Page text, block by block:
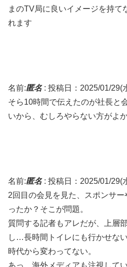
まのTV局に良いイメージを持て
れます
名前:匿名: 投稿日：2025/01/29(
そら10時間で伝えたのが社長と
いから、むしろやらない方がよ
名前:匿名: 投稿日：2025/01/29(
2回目の会見を見た、スポンサ
ったか？そこが問題。
質問する記者もアレだが、上層
し…長時間トイレにも行かせな
時代から変わってない。
あっ、海外メディアも注視して